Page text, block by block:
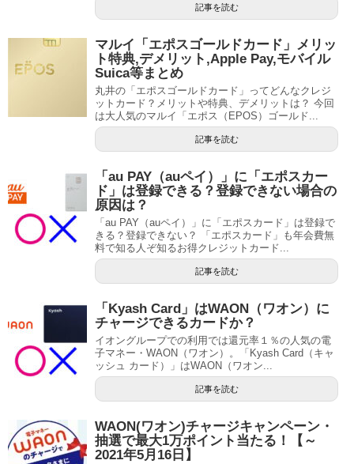
記事を読む
マルイ「エポスゴールドカード」メリッ
ト特典,デメリット,Apple Pay,モバイル
Suica等まとめ
丸井の「エポスゴールドカード」ってどんなクレジ
ットカード？メリットや特典、デメリットは？ 今回
は大人気のマルイ「エポス（EPOS）ゴールド...
記事を読む
「au PAY（auペイ）」に「エポスカー
ド」は登録できる？登録できない場合の
原因は？
「au PAY（auペイ）」に「エポスカード」は登録で
きる？登録できない？ 「エポスカード」も年会費無
料で知る人ぞ知るお得クレジットカード...
記事を読む
「Kyash Card」はWAON（ワオン）に
チャージできるカードか？
イオングループでの利用では還元率１％の人気の電
子マネー・WAON（ワオン）。「Kyash Card（キャ
ッシュ カード）」はWAON（ワオン...
記事を読む
WAON(ワオン)チャージキャンペーン・
抽選で最大1万ポイント当たる！【～
2021年5月16日】